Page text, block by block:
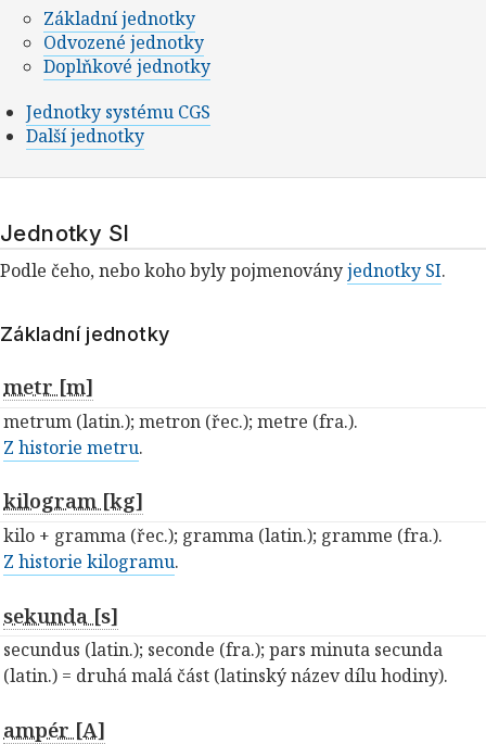
Základní jednotky
Odvozené jednotky
Doplňkové jednotky
Jednotky systému CGS
Další jednotky
Jednotky SI
Podle čeho, nebo koho byly pojmenoványjednotky SI.
Základní jednotky
metr [m]
metrum (latin.); metron (řec.); metre (fra.).
Z historie metru.
kilogram [kg]
kilo + gramma (řec.); gramma (latin.); gramme (fra.).
Z historie kilogramu.
sekunda [s]
secundus (latin.); seconde (fra.); pars minuta secunda
(latin.) = druhá malá část (latinský název dílu hodiny).
ampér [A]